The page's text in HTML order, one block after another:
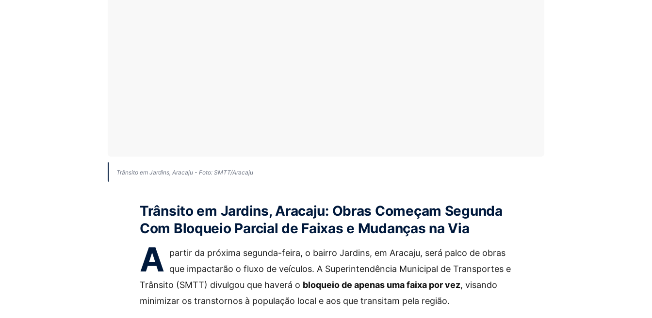
Trânsito em Jardins, Aracaju - Foto: SMTT/Aracaju
Trânsito em Jardins, Aracaju: Obras Começam Segunda
Com Bloqueio Parcial de Faixas e Mudanças na Via
A partir da próxima segunda-feira, o bairro Jardins, em Aracaju, será palco de obras
que impactarão o fluxo de veículos. A Superintendência Municipal de Transportes e
Trânsito (SMTT) divulgou que haverá o bloqueio de apenas uma faixa por vez, visando
minimizar os transtornos à população local e aos que transitam pela região.